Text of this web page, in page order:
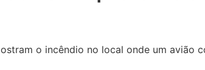
o incêndio no local onde um avião